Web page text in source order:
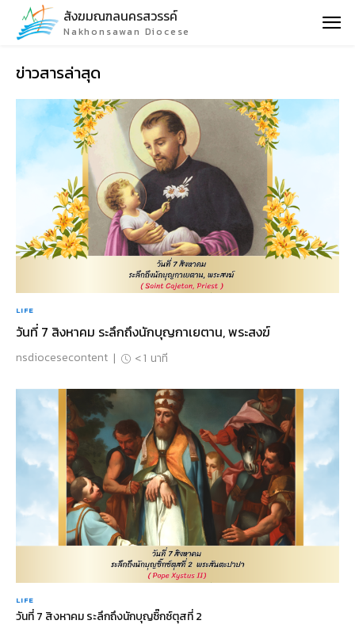
สังฆมณฑลนครสวรรค์
Nakhonsawan Diocese
ข่าวสารล่าสุด
LIFE
วันที่ 7 สิงหาคม ระลึกถึงนักบุญกาเยตาน, พระสงฆ์
nsdiocesecontent | < 1 นาที
LIFE
วันที่ 7 สิงหาคม ระลึกถึงนักบุญซิ๊กซ์ตุสที่ 2